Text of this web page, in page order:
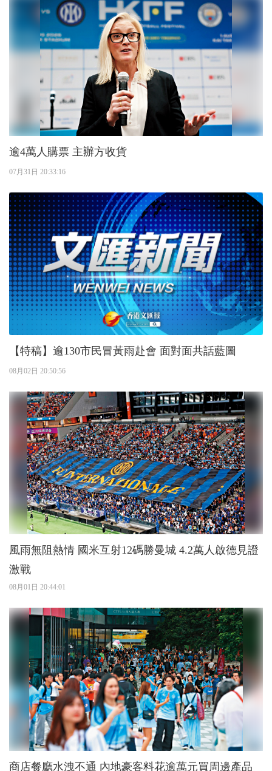
逾4萬人購票 主辦方收貨
07月31日 20:33:16
【特稿】逾130市民冒黃雨赴會 面對面共話藍圖
08月02日 20:50:56
風雨無阻熱情 國米互射12碼勝曼城 4.2萬人啟德見證
激戰
08月01日 20:44:01
商店餐廳水洩不通 內地豪客料花逾萬元買周邊產品